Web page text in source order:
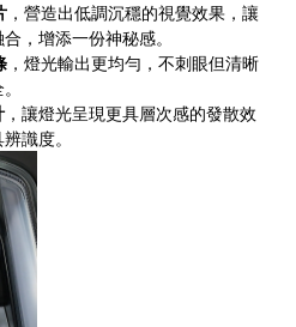
，營造出低調沉穩的視覺效果，讓
，增添一份神秘感。
，燈光輸出更均勻，不刺眼但清晰
，讓燈光呈現更具層次感的發散效
識度。